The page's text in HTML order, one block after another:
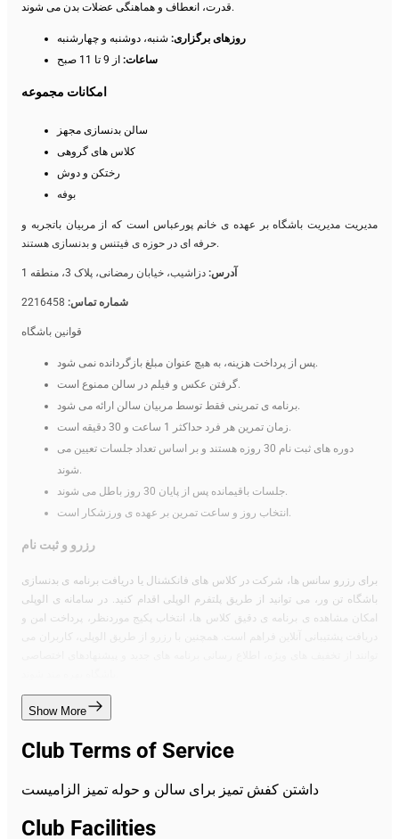
قدرت، انعطاف و هماهنگی عضلات بدن می شوند.
روزهای برگزاری: شنبه، دوشنبه و چهارشنبه
ساعات: از 9 تا 11 صبح
امکانات مجموعه
سالن بدنسازی مجهز
کلاس های گروهی
رختکن و دوش
بوفه
مدیریت مدیریت باشگاه بر عهده ی خانم پورعباس است که از مربیان باتجربه و
حرفه ای در حوزه ی فیتنس و بدنسازی هستند.
آدرس: دزاشیب، خیابان رمضانی، پلاک 3، منطقه 1
شماره تماس:
قوانین باشگاه
پس از پرداخت هزینه، به هیچ عنوان مبلغ بازگردانده نمی شود.
گرفتن عکس و فیلم در سالن ممنوع است.
برنامه ی تمرینی فقط توسط مربیان سالن ارائه می شود.
زمان تمرین هر فرد حداکثر 1 ساعت و 30 دقیقه است.
دوره های ثبت نام 30 روزه هستند و بر اساس تعداد جلسات تعیین می
شوند.
جلسات باقیمانده پس از پایان 30 روز باطل می شوند.
انتخاب روز و ساعت تمرین بر عهده ی ورزشکار است.
رزرو و ثبت نام
برای رزرو سانس ها، شرکت در کلاس های فانکشنال یا دریافت برنامه ی بدنسازی
باشگاه تن ور، می توانید از طریق پلتفرم الوپلی اقدام کنید. در سامانه ی الوپلی
امکان مشاهده ی برنامه ی دقیق کلاس ها، انتخاب پکیج موردنظر، پرداخت امن و
Show More
Club Terms of Service
داشتن کفش تمیز برای سالن و حوله تمیز الزامیست
Club Facilities